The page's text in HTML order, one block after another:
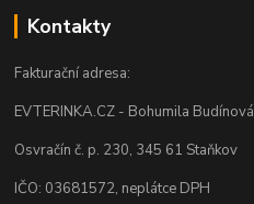
Kontakty
Fakturační adresa:
EVTERINKA.CZ - Bohumila Budínová
Osvračín č. p. 230, 345 61 Staňkov
IČO: 03681572, neplátce DPH